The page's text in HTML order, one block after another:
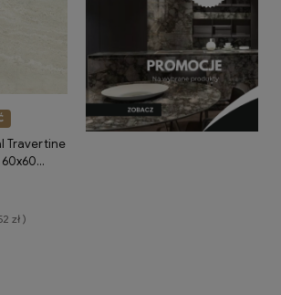
Travertine
zł )